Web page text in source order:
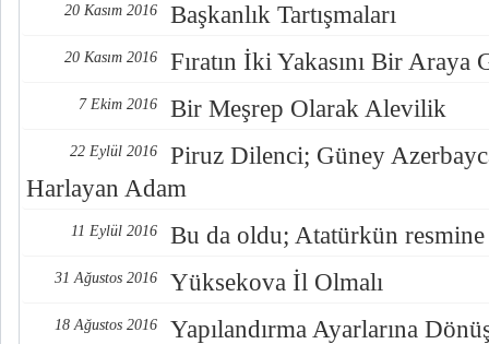
20 Kasım 2016 Başkanlık Tartışmaları
20 Kasım 2016 Fıratın İki Yakasını Bir Araya
7 Ekim 2016 Bir Meşrep Olarak Alevilik
22 Eylül 2016
Piruz Dilenci; Güney
Harlayan Adam
11 Eylül 2016 Bu da oldu; Atatürkün resmine
31 Ağustos 2016 Yüksekova İl Olmalı
18 Ağustos 2016 Yapılandırma Ayarlarına